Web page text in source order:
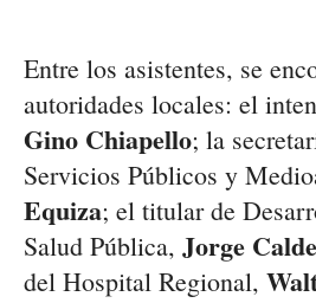
Entre los asistentes, se
autoridades locales: el
Gino Chiapello; la
Servicios Públicos y
Equiza; el titular de
Salud Pública, Jorge
del Hospital Regional,